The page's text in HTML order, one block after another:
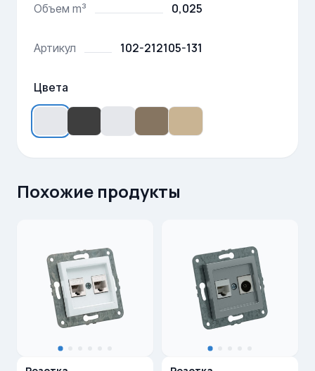
Объем m³ 0,025
Артикул 102-212105-131
Цвета
Похожие продукты